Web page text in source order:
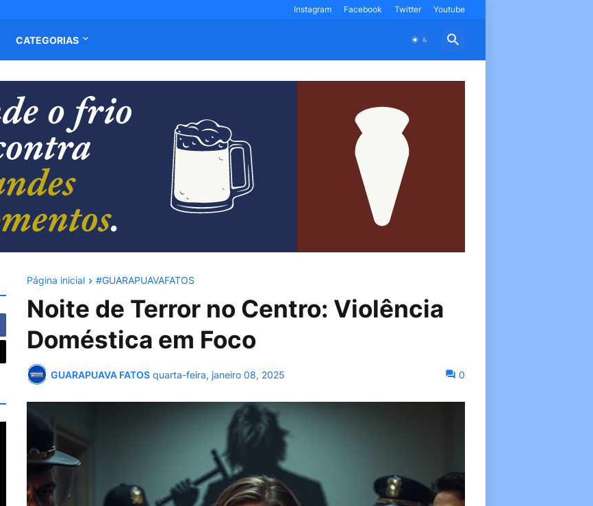
Instagram Facebook Twitter Youtube
CATEGORIAS
Página inicial #GUARAPUAVAFATOS
Noite de Terror no Centro: Violência
Doméstica em Foco
GUARAPUAVA FATOS quarta-feira, janeiro 08, 2025 0